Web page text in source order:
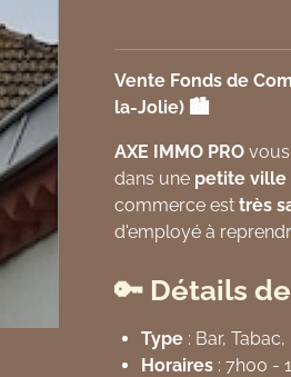
Vente Fonds de
la-Jolie) 🏙️
AXE IMMO PRO
dans une petite ville
commerce est très
d'employé à
🔑 Détails
Type : Bar,
Horaires : 7h00 -